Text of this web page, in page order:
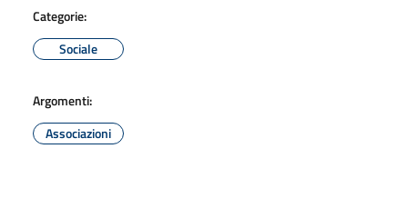
Categorie:
Sociale
Argomenti:
Associazioni